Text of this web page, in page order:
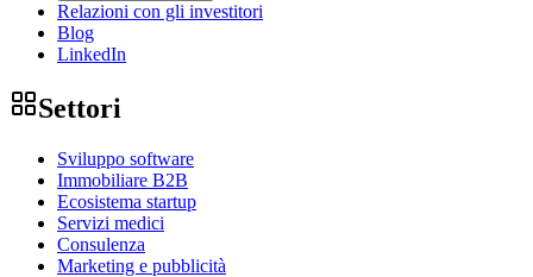
Relazioni con gli investitori
Blog
LinkedIn
Settori
Sviluppo software
Immobiliare B2B
Ecosistema startup
Servizi medici
Consulenza
Marketing e pubblicità